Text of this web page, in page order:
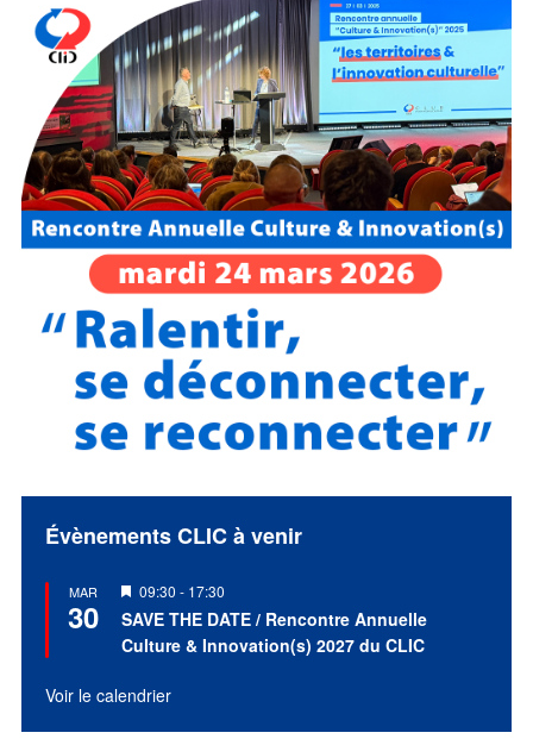
Évènements CLIC à venir
MAR
30
Mis
en
avant
09:30 - 17:30
SAVE THE DATE / Rencontre Annuelle
Culture & Innovation(s) 2027 du CLIC
Voir le calendrier